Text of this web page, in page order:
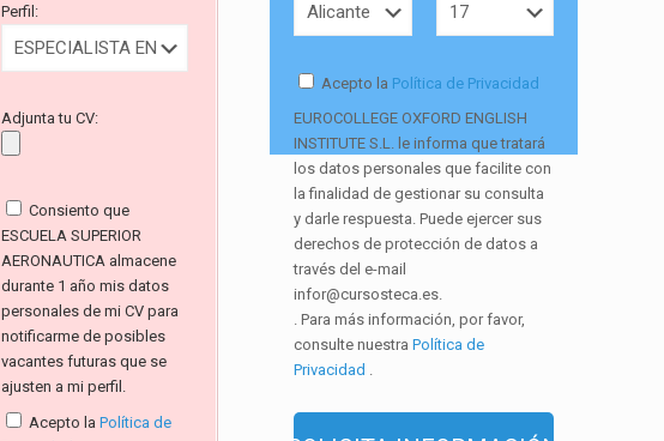
Perfil:
Adjunta tu CV:
Consiento que
ESCUELA SUPERIOR
AERONAUTICA almacene
durante 1 año mis datos
personales de mi CV para
notificarme de posibles
vacantes futuras que se
ajusten a mi perfil.
Acepto la Política de
Acepto la Política de Privacidad
EUROCOLLEGE OXFORD ENGLISH
INSTITUTE S.L. le informa que tratará
los datos personales que facilite con
la finalidad de gestionar su consulta
y darle respuesta. Puede ejercer sus
derechos de protección de datos a
través del e-mail
infor@cursosteca.es.
. Para más información, por favor,
consulte nuestraPolítica de
Privacidad